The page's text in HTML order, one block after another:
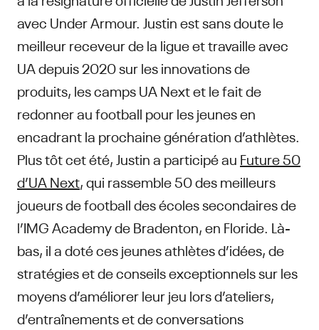
avec Under Armour. Justin est sans doute le
meilleur receveur de la ligue et travaille avec
UA depuis 2020 sur les innovations de
produits, les camps UA Next et le fait de
redonner au football pour les jeunes en
encadrant la prochaine génération d’athlètes.
Plus tôt cet été, Justin a participé au Future 50
d’UA Next, qui rassemble 50 des meilleurs
joueurs de football des écoles secondaires de
l’IMG Academy de Bradenton, en Floride. Là-
bas, il a doté ces jeunes athlètes d’idées, de
stratégies et de conseils exceptionnels sur les
moyens d’améliorer leur jeu lors d’ateliers,
d’entraînements et de conversations